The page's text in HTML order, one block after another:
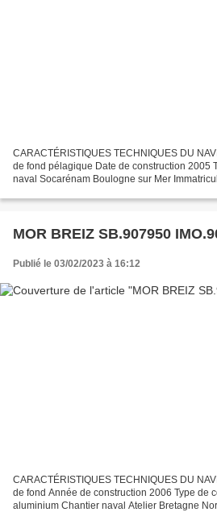
CARACTÉRISTIQUES TECHNIQUES DU
de fond pélagique Date de construction 2005
naval Socarénam Boulogne sur Mer
MOR BREIZ
Publié le 03/02/2023 à 16:12
CARACTÉRISTIQUES TECHNIQUES DU
de fond Année de construction 2006 Type de
aluminium Chantier naval Atelier Bretagne